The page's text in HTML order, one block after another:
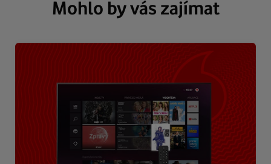
Mohlo by vás zajímat